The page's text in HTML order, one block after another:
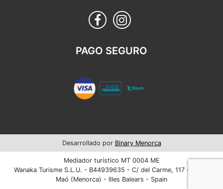
PAGO SEGURO
Desarrollado por Binary Menorca
Mediador turístico MT 0004 ME
Wanaka Turisme S.L.U. - B44939635 - C/ del Carme, 117 - 07701
Maó (Menorca) - Illes Balears - Spain